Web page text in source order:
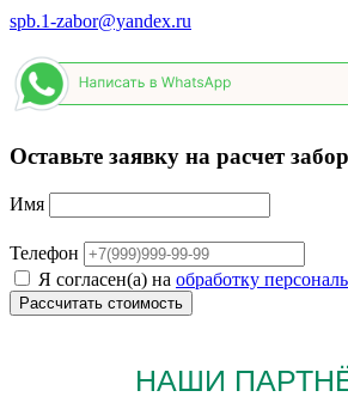
spb.1-zabor@yandex.ru
Оставьте заявку на расчет
Имя
Телефон
Я согласен(а) на обработку
НАШИ